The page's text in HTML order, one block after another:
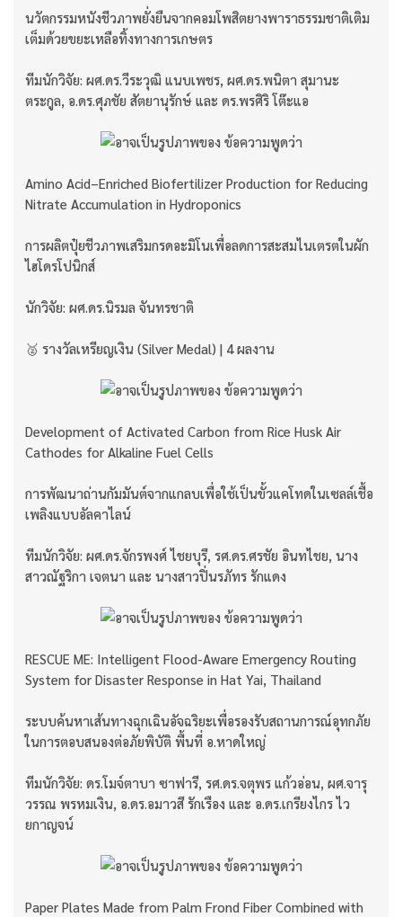
นวัตกรรมหนังชีวภาพยั่งยืนจากคอมโพสิตยางพาราธรรมชาติเติม
เต็มด้วยขยะเหลือทิ้งทางการเกษตร
ทีมนักวิจัย: ผศ.ดร.วีระวุฒิ แนบเพชร, ผศ.ดร.พนิตา สุมานะ
ตระกูล, อ.ดร.ศุภชัย สัตยานุรักษ์ และ ดร.พรศิริ โต๊ะแอ
Amino Acid–Enriched Biofertilizer Production for Reducing
Nitrate Accumulation in Hydroponics
การผลิตปุ๋ยชีวภาพเสริมกรดอะมิโนเพื่อลดการสะสมไนเตรตในผัก
ไฮโดรโปนิกส์
นักวิจัย: ผศ.ดร.นิรมล จันทรชาติ
🥈 รางวัลเหรียญเงิน (Silver Medal) | 4 ผลงาน
Development of Activated Carbon from Rice Husk Air
Cathodes for Alkaline Fuel Cells
การพัฒนาถ่านกัมมันต์จากแกลบเพื่อใช้เป็นขั้วแคโทดในเซลล์เชื้อ
เพลิงแบบอัลคาไลน์
ทีมนักวิจัย: ผศ.ดร.จักรพงศ์ ไชยบุรี, รศ.ดร.ศรชัย อินทไชย, นาง
สาวณัฐริกา เจตนา และ นางสาวปิ่นรภัทร รักแดง
RESCUE ME: Intelligent Flood-Aware Emergency Routing
System for Disaster Response in Hat Yai, Thailand
ระบบค้นหาเส้นทางฉุกเฉินอัจฉริยะเพื่อรองรับสถานการณ์อุทกภัย
ในการตอบสนองต่อภัยพิบัติ พื้นที่ อ.หาดใหญ่
ทีมนักวิจัย: ดร.โมจ์ตาบา ซาฟารี, รศ.ดร.จตุพร แก้วอ่อน, ผศ.จารุ
วรรณ พรหมเงิน, อ.ดร.อมาวสี รักเรือง และ อ.ดร.เกรียงไกร ไว
ยกาญจน์
Paper Plates Made from Palm Frond Fiber Combined with